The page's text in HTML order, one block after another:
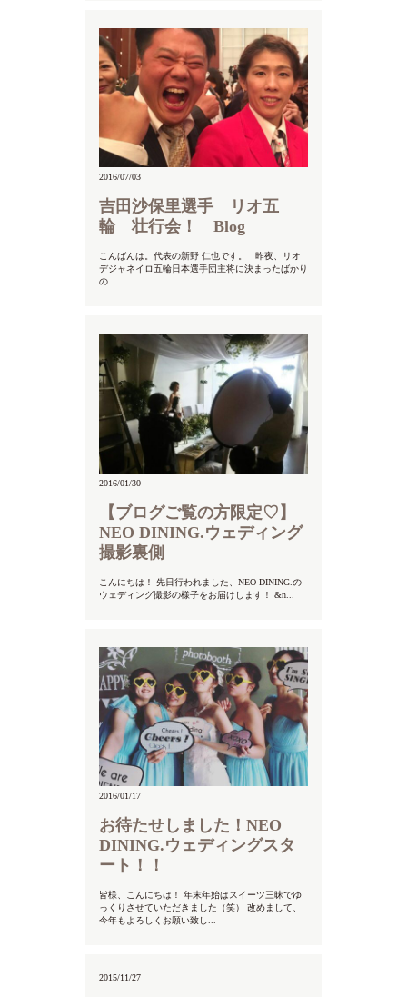
2016/07/03
吉田沙保里選手 リオ五
輪 壮行会！ Blog
こんばんは。代表の新野 仁也です。 昨夜、リオ
デジャネイロ五輪日本選手団主将に決まったばかり
の...
2016/01/30
【ブログご覧の方限定♡】
NEO DINING.ウェディング
撮影裏側
こんにちは！ 先日行われました、NEO DINING.の
ウェディング撮影の様子をお届けします！ &n...
2016/01/17
お待たせしました！NEO
DINING.ウェディングスタ
ート！！
皆様、こんにちは！ 年末年始はスイーツ三昧でゆ
っくりさせていただきました（笑） 改めまして、
今年もよろしくお願い致し...
2015/11/27